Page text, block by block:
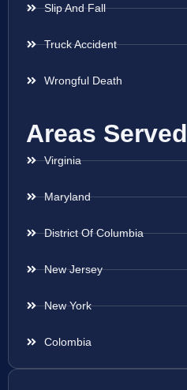
Slip And Fall
Truck Accident
Wrongful Death
Areas Served
Virginia
Maryland
District Of Columbia
New Jersey
New York
Colombia